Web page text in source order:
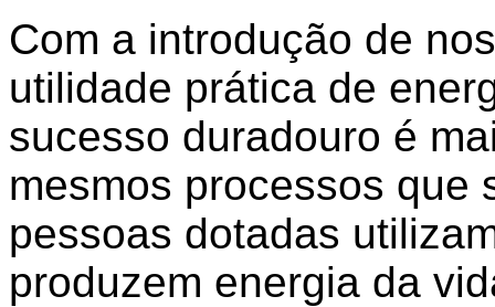
Com a introdução de
utilidade prática de
sucesso duradouro é
mesmos processos que
pessoas dotadas
produzem energia da